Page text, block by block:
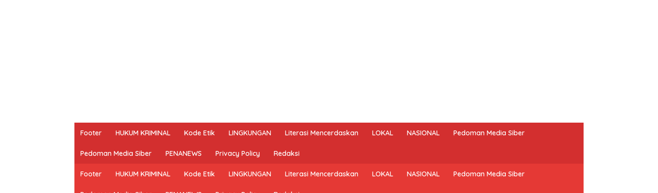
Footer HUKUM KRIMINAL Kode Etik LINGKUNGAN Literasi Mencerdaskan LOKAL NASIONAL Pedoman Media Siber
Pedoman Media Siber PENANEWS Privacy Policy Redaksi
Footer HUKUM KRIMINAL Kode Etik LINGKUNGAN Literasi Mencerdaskan LOKAL NASIONAL Pedoman Media Siber